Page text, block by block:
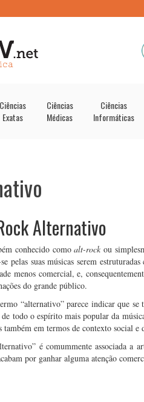
Ciências
Exatas
Ciências
Médicas
Ciências
Informáticas
Alternativo
conhecido comoalt-rockou
pelas suas músicas serem
menos comercial, e,
do grande público.
“alternativo” parece indicar que
de todo o espírito mais popular da
também em termos de contexto social e
é comummente associada a
por ganhar alguma atenção